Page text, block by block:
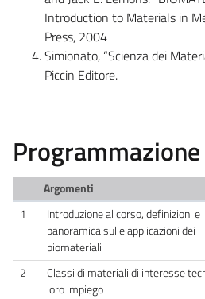
Introduction to Materials in
Press, 2004
Simionato, “Scienza dei
Piccin Editore.
Argomenti
1
Introduzione al corso, definizioni e
panoramica sulle applicazioni dei
biomateriali
2
Classi di materiali di interesse
loro impiego